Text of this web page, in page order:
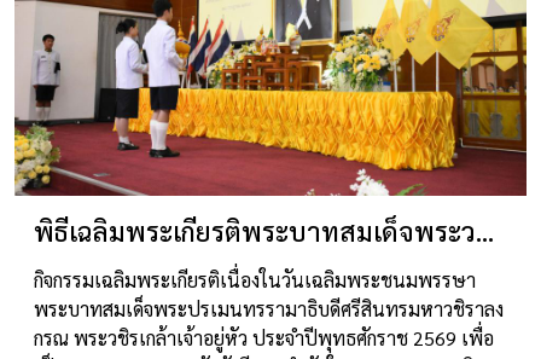
พิธีเฉลิมพระเกียรติพระบาทสมเด็จพระวชิรเกล้าเจ้าอยู่หัว
กิจกรรมเฉลิมพระเกียรติเนื่องในวันเฉลิมพระชนมพรรษา
พระบาทสมเด็จพระปรเมนทรรามาธิบดีศรีสินทรมหาวชิราลง
กรณ พระวชิรเกล้าเจ้าอยู่หัว ประจำปีพุทธศักราช 2569 เพื่อ